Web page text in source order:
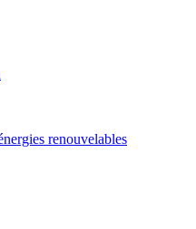
renouvelables